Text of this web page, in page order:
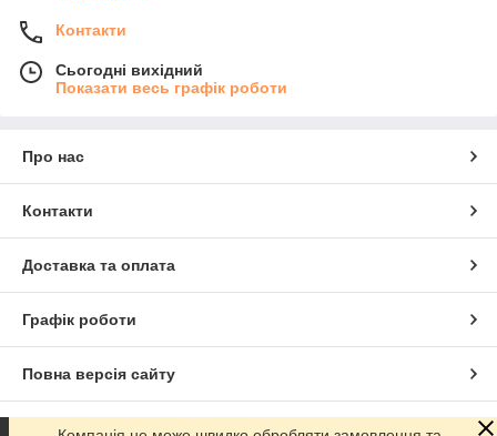
Контакти
Сьогодні вихідний
Показати весь графік роботи
Про нас
Контакти
Доставка та оплата
Графік роботи
Повна версія сайту
Сайт створено на маркетплейсі Prom.ua